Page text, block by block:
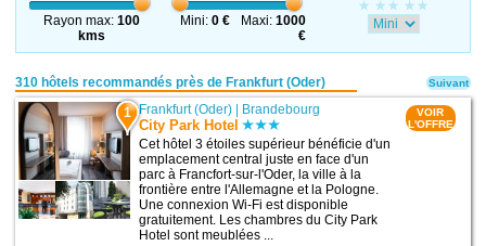
Rayon max:100
kms
Mini: 0 € Maxi:1000
€
310 hôtels recommandés près de Frankfurt (Oder)
1 Frankfurt (Oder) | Brandebourg
City Park Hotel
Cet hôtel 3 étoiles supérieur bénéficie d'un
emplacement central juste en face d'un
parc à Francfort-sur-l'Oder, la ville à la
frontière entre l'Allemagne et la Pologne.
Une connexion Wi-Fi est disponible
gratuitement. Les chambres du City Park
Hotel sont meublées ...
VOIR
L'OFFRE
Suivant